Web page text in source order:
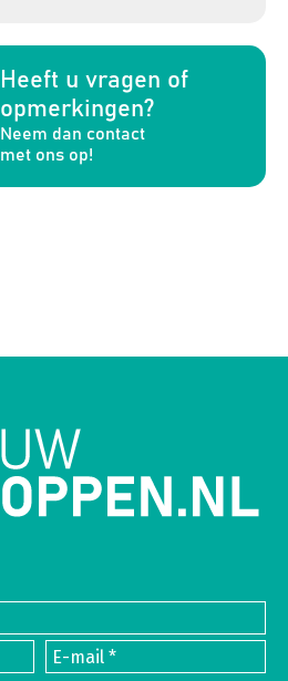
Heeft u vragen of
opmerkingen?
Neem dan contact
met ons op!